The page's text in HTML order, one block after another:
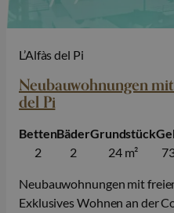
L’Alfàs del Pi
Neubauwohnungen
del Pi
2
Betten
2
Bäder
24 m²
Grundstück
Neubauwohnungen mit
Exklusives Wohnen an der